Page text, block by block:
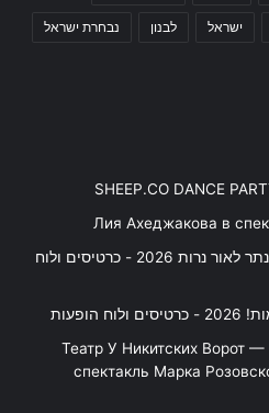
ישראל לבנון נבחרת ישראל
SHEEP.CO DANCE
Лия Ахеджакова в
משופן ועד AC/DC - מופע פסנתר לאור נרות 2026 - כרטיסים ולוח
"Театр У Никитских Ворот
спектакль Марка